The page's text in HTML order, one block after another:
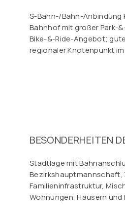
S-Bahn-/Bahn-Anbindung
Bahnhof mit großer Park-
Bike-&-Ride-Angebot;
regionaler Knotenpunkt
BESONDERHEITEN
Stadtlage mit
Bezirkshauptmannschaft,
Familieninfrastruktur,
Wohnungen, Häusern